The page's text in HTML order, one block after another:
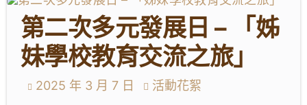
學生成就與學校活動
我們的聯繫
入學資訊
第二次多元發展日 – 「姊
妹學校教育交流之旅」
2025 年 3 月 7 日
活動花絮